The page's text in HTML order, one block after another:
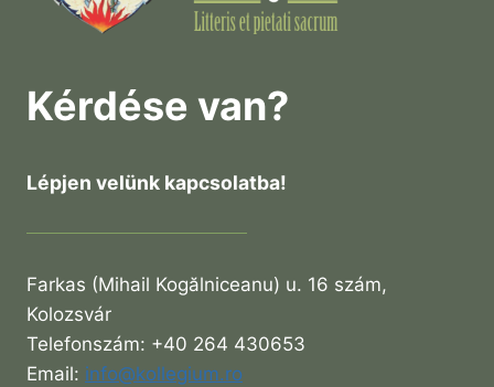
Kérdése van?
Lépjen velünk kapcsolatba!
Farkas (Mihail Kogălniceanu) u. 16 szám,
Kolozsvár
Telefonszám: +40 264 430653
Email: info@kollegium.ro